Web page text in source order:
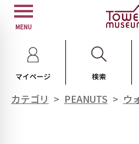
MENU
マイページ 検索
カテゴリ > PEANUTS > ウ